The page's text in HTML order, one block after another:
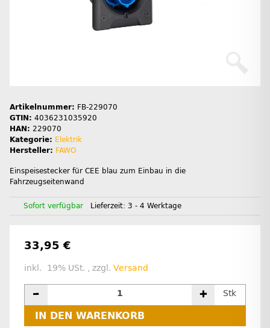
Artikelnummer: FB-229070
GTIN: 4036231035920
HAN: 229070
Kategorie: Elektrik
Hersteller: FAWO
Einspeisestecker für CEE blau zum Einbau in die
Fahrzeugseitenwand
Sofort verfügbar Lieferzeit: 3 - 4 Werktage
33,95 €
inkl. 19% USt. , zzgl. Versand
Stk
IN DEN WARENKORB